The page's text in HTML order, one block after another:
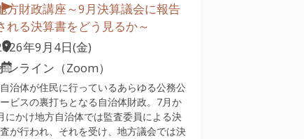
方財政講座～9月決算議会に報告
れる決算書をどう見るか～
年9月4日(金)
ンライン（Zoom）
治体が住民に行っているあらゆる公務公
ビスの裏打ちとなる自治体財政。7月か
にかけ地方自治体では監査委員による決
が行われ、それを受け、地方議会では決